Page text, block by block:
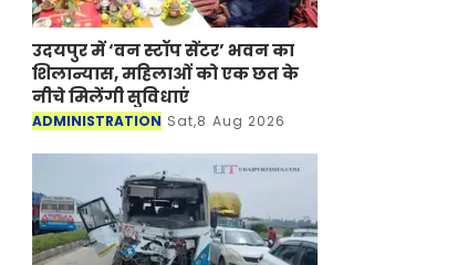
उदयपुर में ‘वन स्टॉप सेंटर’ भवन का
शिलान्यास, महिलाओं को एक छत के
नीचे मिलेंगी सुविधाएं
ADMINISTRATION Sat,8 Aug 2026